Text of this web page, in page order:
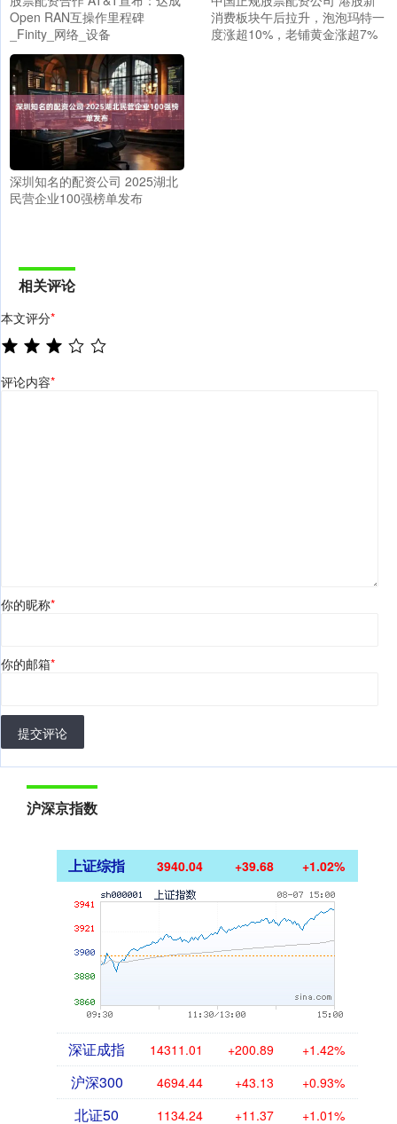
Open RAN互操作里程碑
_Finity_网络_设备
消费板块午后拉升，泡泡玛特一
度涨超10%，老铺黄金涨超7%
深圳知名的配资公司 2025湖北
民营企业100强榜单发布
相关评论
本文评分*
评论内容*
你的昵称*
你的邮箱*
提交评论
沪深京指数
上证综指 3940.04 +39.68 +1.02%
深证成指 14311.01 +200.89 +1.42%
沪深300 4694.44 +43.13 +0.93%
北证50 1134.24 +11.37 +1.01%